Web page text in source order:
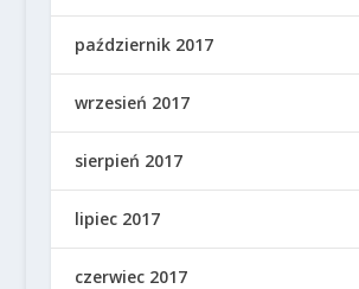
październik 2017
wrzesień 2017
sierpień 2017
lipiec 2017
czerwiec 2017